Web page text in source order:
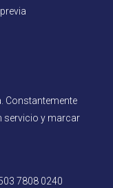
Constantemente
servicio y marcar
7808 0240